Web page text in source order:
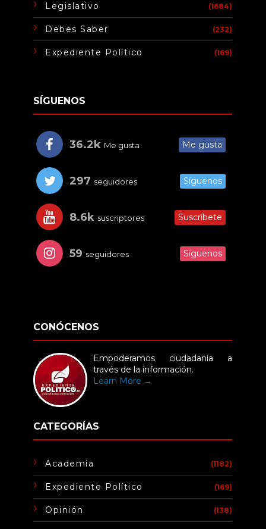
Legislativo (1684)
Debes Saber (232)
Expediente Político (169)
SÍGUENOS
36.2k Me gusta Me gusta
297 seguidores Síguenos
8.6k suscriptores Suscríbete
59 seguidores Síguenos
CONÓCENOS
Empoderamos ciudadanía a
través de la información.
Learn More →
CATEGORÍAS
Academia (1182)
Expediente Político (169)
Opinión (138)